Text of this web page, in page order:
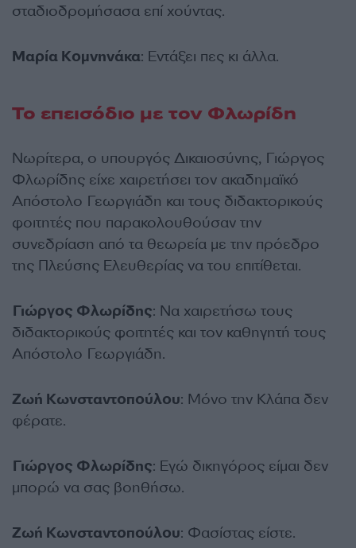
σταδιοδρομήσασα επί χούντας.
Μαρία Κομνηνάκα: Εντάξει πες κι άλλα.
Το επεισόδιο με τον Φλωρίδη
Νωρίτερα, ο υπουργός Δικαιοσύνης, Γιώργος
Φλωρίδης είχε χαιρετήσει τον ακαδημαϊκό
Απόστολο Γεωργιάδη και τους διδακτορικούς
φοιτητές που παρακολουθούσαν την
συνεδρίαση από τα θεωρεία με την πρόεδρο
της Πλεύσης Ελευθερίας να του επιτίθεται.
Γιώργος Φλωρίδης: Να χαιρετήσω τους
διδακτορικούς φοιτητές και τον καθηγητή τους
Απόστολο Γεωργιάδη.
Ζωή Κωνσταντοπούλου: Μόνο την Κλάπα δεν
φέρατε.
Γιώργος Φλωρίδης: Εγώ δικηγόρος είμαι δεν
μπορώ να σας βοηθήσω.
Ζωή Κωνσταντοπούλου: Φασίστας είστε.